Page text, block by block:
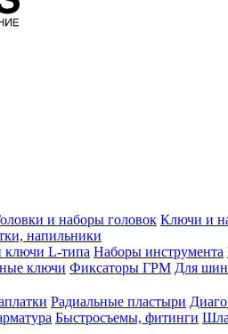
и наборы головок Ключи и
напильники
ключи L-типа Наборы инструмента
ключи Фиксаторы ГРМ Для
Радиальные пластыри
Быстросъемы, фитинги